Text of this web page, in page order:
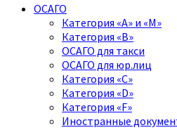
ОСАГО
Категория «A» и «M»
Категория «B»
ОСАГО для такси
ОСАГО для юр.лиц
Категория «C»
Категория «D»
Категория «F»
Иностранные